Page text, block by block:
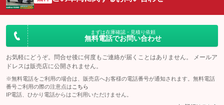
まずは在庫確認・見積り依頼
無料電話でお問い合わせ
お気軽にどうぞ。問合せ後に何度もご連絡が届くことはありません。 メールア
ドレスは販売店に公開されません。
※無料電話をご利用の場合は、販売店へお客様の電話番号が通知されます。無料電話
番号ご利用の際の注意点は こちら
IP電話、ひかり電話からはご利用いただけません。